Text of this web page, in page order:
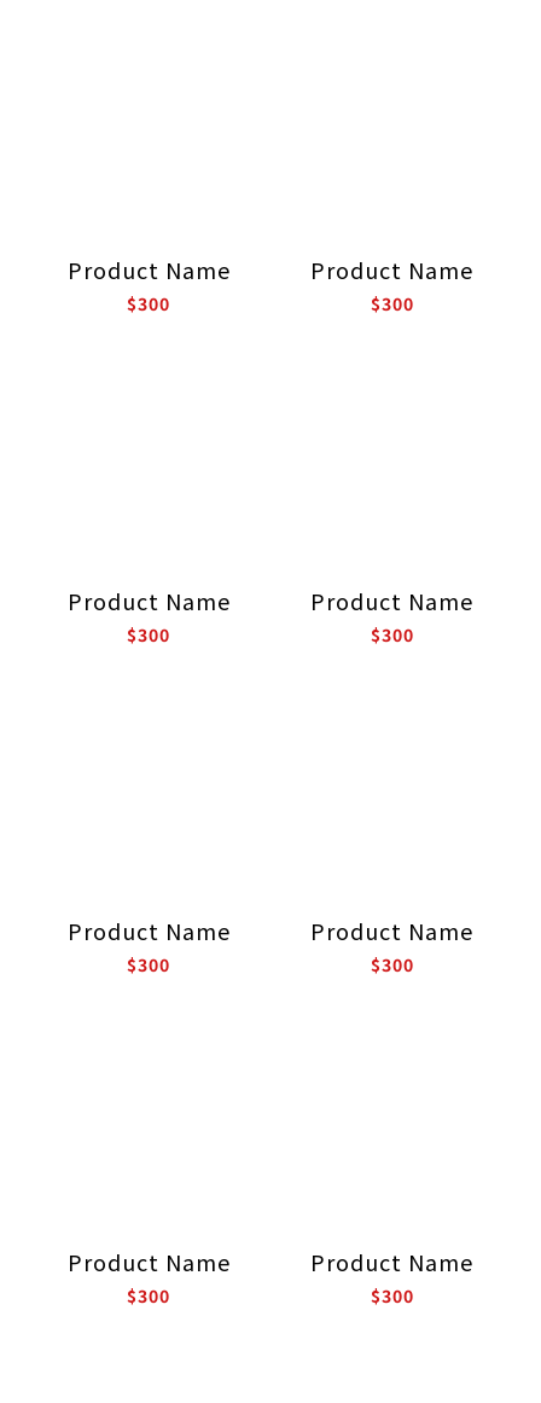
Product Name
$300
Product Name
$300
Product Name
$300
Product Name
$300
Product Name
$300
Product Name
$300
Product Name
$300
Product Name
$300